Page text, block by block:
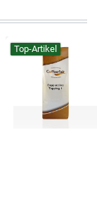
Top-Artikel